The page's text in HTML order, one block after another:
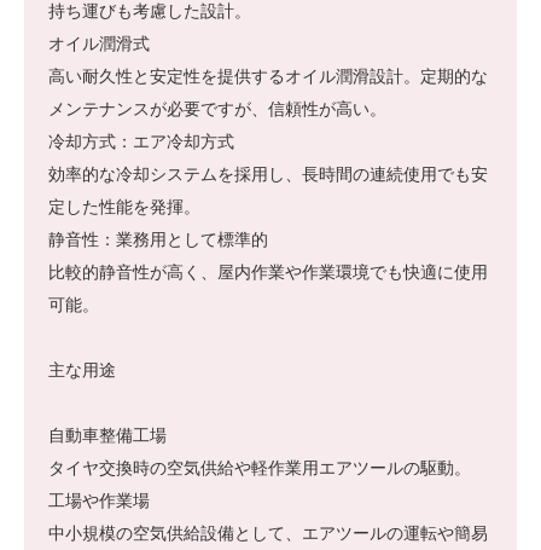
持ち運びも考慮した設計。
オイル潤滑式
高い耐久性と安定性を提供するオイル潤滑設計。定期的な
メンテナンスが必要ですが、信頼性が高い。
冷却方式：エア冷却方式
効率的な冷却システムを採用し、長時間の連続使用でも安
定した性能を発揮。
静音性：業務用として標準的
比較的静音性が高く、屋内作業や作業環境でも快適に使用
可能。
主な用途
自動車整備工場
タイヤ交換時の空気供給や軽作業用エアツールの駆動。
工場や作業場
中小規模の空気供給設備として、エアツールの運転や簡易